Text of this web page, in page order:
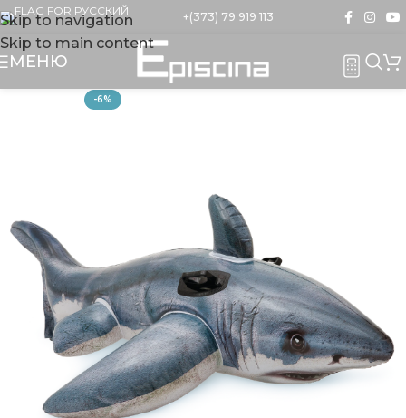
Skip to navigation
Skip to main content
+(373) 79 919 113
МЕНЮ
-6%